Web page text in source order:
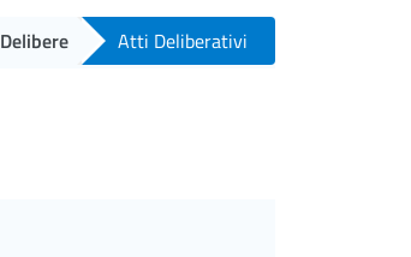
Delibere Atti Deliberativi